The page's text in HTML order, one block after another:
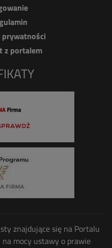
z portalem
znajdujące się na Portalu
mocy ustawy o prawie